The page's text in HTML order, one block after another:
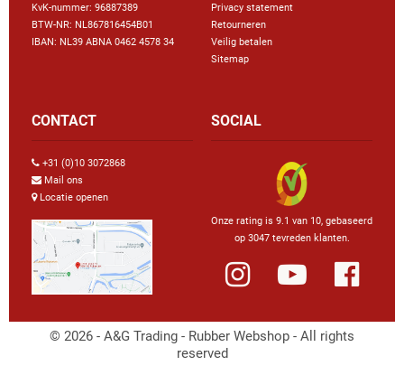
KvK-nummer: 96887389
BTW-NR: NL867816454B01
IBAN: NL39 ABNA 0462 4578 34
Privacy statement
Retourneren
Veilig betalen
Sitemap
CONTACT
+31 (0)10 3072868
Mail ons
Locatie openen
SOCIAL
Onze rating is 9.1 van 10, gebaseerd
op 3047 tevreden klanten.
© 2026 - A&G Trading - Rubber Webshop - All rights
reserved